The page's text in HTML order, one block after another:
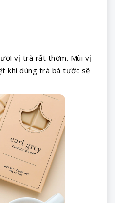
vị trà rất thơm. Mùi vị
khi dùng trà bá tước sẽ